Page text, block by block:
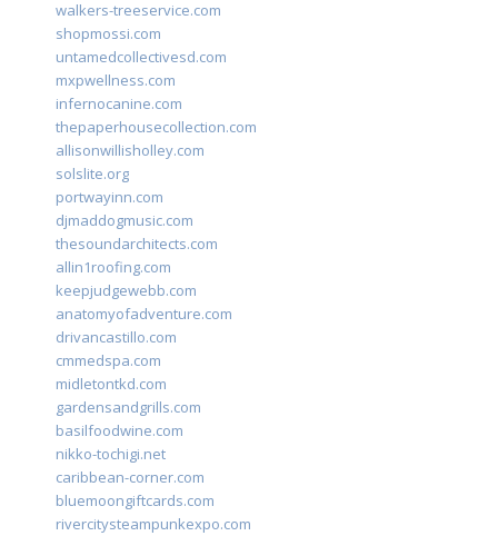
walkers-treeservice.com
shopmossi.com
untamedcollectivesd.com
mxpwellness.com
infernocanine.com
thepaperhousecollection.com
allisonwillisholley.com
solslite.org
portwayinn.com
djmaddogmusic.com
thesoundarchitects.com
allin1roofing.com
keepjudgewebb.com
anatomyofadventure.com
drivancastillo.com
cmmedspa.com
midletontkd.com
gardensandgrills.com
basilfoodwine.com
nikko-tochigi.net
caribbean-corner.com
bluemoongiftcards.com
rivercitysteampunkexpo.com